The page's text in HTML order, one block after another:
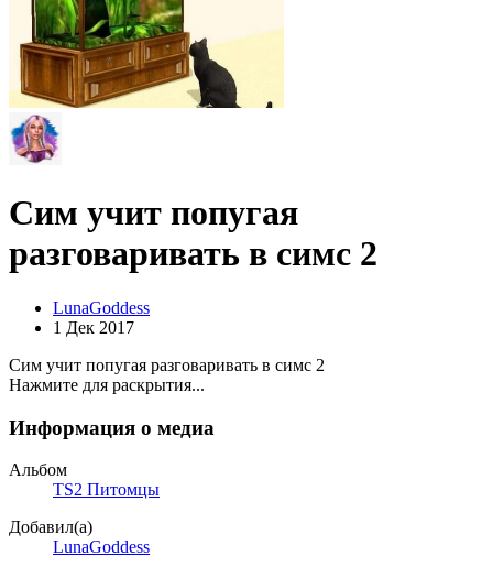
Сим учит попугая
разговаривать в симс 2
LunaGoddess
1 Дек 2017
Сим учит попугая разговаривать в симс 2
Нажмите для раскрытия...
Информация о медиа
Альбом
TS2 Питомцы
Добавил(а)
LunaGoddess